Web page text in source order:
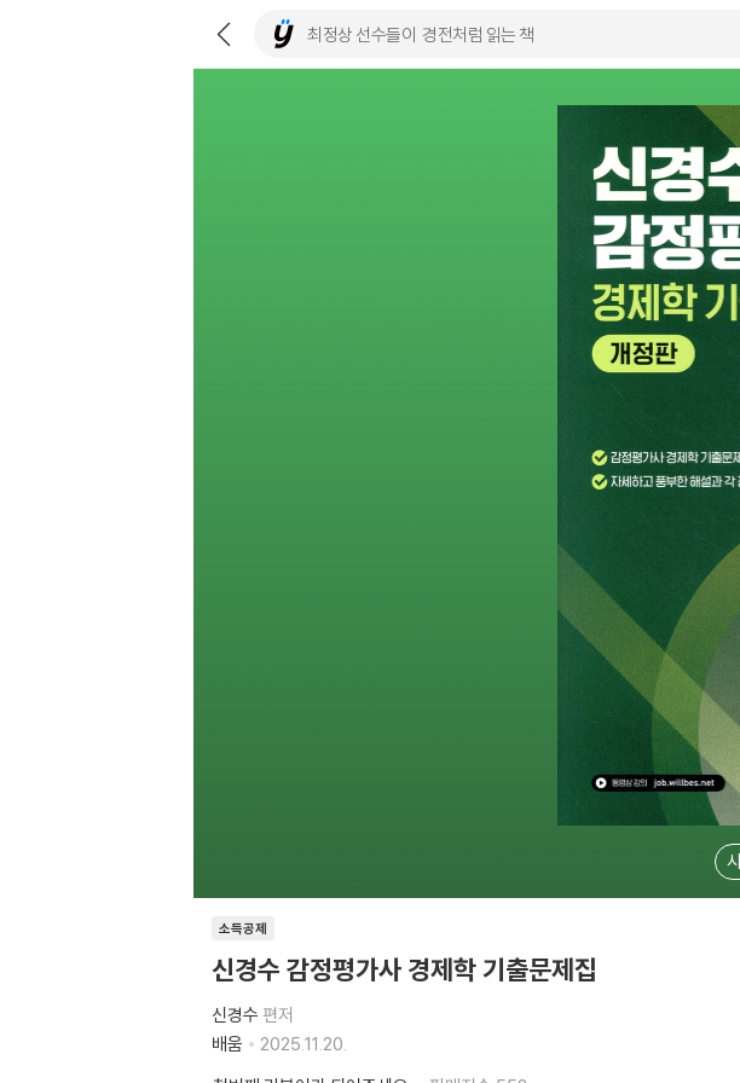
소득공제
신경수 감정평가사 경제학 기출문제집
신경수 편저
배움
2025.11.20.